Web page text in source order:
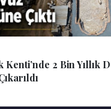
2 Bin Yıllık